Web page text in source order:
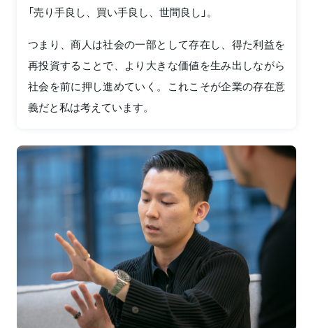
「売り手良し、買い手良し、世間良し」。
つまり、商人は社会の一部として存在し、得た利益を
再投資することで、より大きな価値を生み出しながら
社会を前に押し進めていく。これこそが企業の存在意
義だと私は考えています。